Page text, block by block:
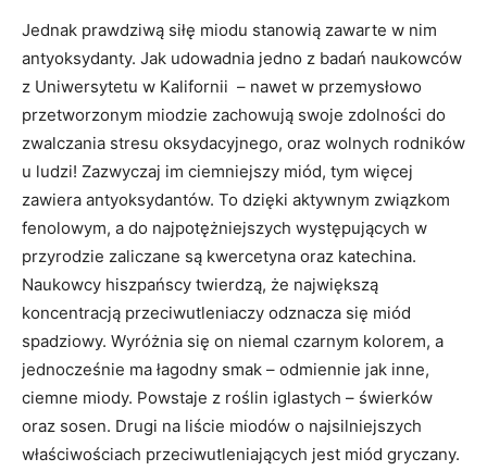
Jednak prawdziwą siłę miodu stanowią zawarte w nim
antyoksydanty. Jak udowadnia jedno z badań naukowców
z Uniwersytetu w Kalifornii – nawet w przemysłowo
przetworzonym miodzie zachowują swoje zdolności do
zwalczania stresu oksydacyjnego, oraz wolnych rodników
u ludzi! Zazwyczaj im ciemniejszy miód, tym więcej
zawiera antyoksydantów. To dzięki aktywnym związkom
fenolowym, a do najpotężniejszych występujących w
przyrodzie zaliczane są kwercetyna oraz katechina.
Naukowcy hiszpańscy twierdzą, że największą
koncentracją przeciwutleniaczy odznacza się miód
spadziowy. Wyróżnia się on niemal czarnym kolorem, a
jednocześnie ma łagodny smak – odmiennie jak inne,
ciemne miody. Powstaje z roślin iglastych – świerków
oraz sosen. Drugi na liście miodów o najsilniejszych
właściwościach przeciwutleniających jest miód gryczany.